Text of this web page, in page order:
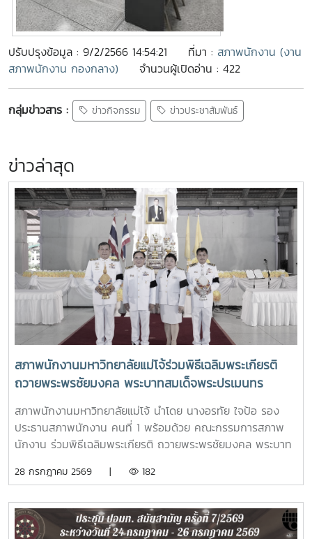
ปรับปรุงข้อมูล : 9/2/2566 14:54:21 ที่มา : สภาพนักงาน (งาน
สภาพนักงาน กองกลาง)
จำนวนผู้เปิดอ่าน : 422
กลุ่มข่าวสาร : ข่าวกิจกรรม ข่าวประชาสัมพันธ์
ข่าวล่าสุด
สภาพนักงานมหาวิทยาลัยแม่โจ้ร่วมพิธีเฉลิมพระเกียรติ
ถวายพระพรชัยมงคล พระบาทสมเด็จพระปรเมนทร
รามาธิบดีศรีสินทร มหาวชิราลงกรณ พระวชิรเกล้าเจ้าอยู่
หัว เนื่องในโอกาสมหามงคลเฉลิมพระชนมพรรษา 28
กรกฎาคม 2568
สภาพนักงานมหาวิทยาลัยแม่โจ้ นำโดย นางอรทัย ใจป้อ รอง
ประธานสภาพนักงาน คนที่ 1 พร้อมด้วย คณะกรรมการสภาพ
นักงาน ร่วมพิธีเฉลิมพระเกียรติ ถวายพระพรชัยมงคล พระบาท
วชิรเกล้าเจ้าอยู่หัว เนื่องในโอกาสมหามงคลเฉลิมพระชนมพรรษา
มา อธิการบดีมหาวิทยาลัยแม่โจ้ เป็นประธานใน มีพิธีถวายสัตย์
ปฏิญาณเพื่อเป็นข้าราชการที่ดีและเป็นพลังของแผ่นดิน พิธีวาง
28 กรกฎาคม 2569 | 182